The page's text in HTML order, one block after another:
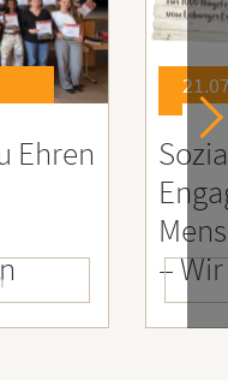
Soziales
– Wir